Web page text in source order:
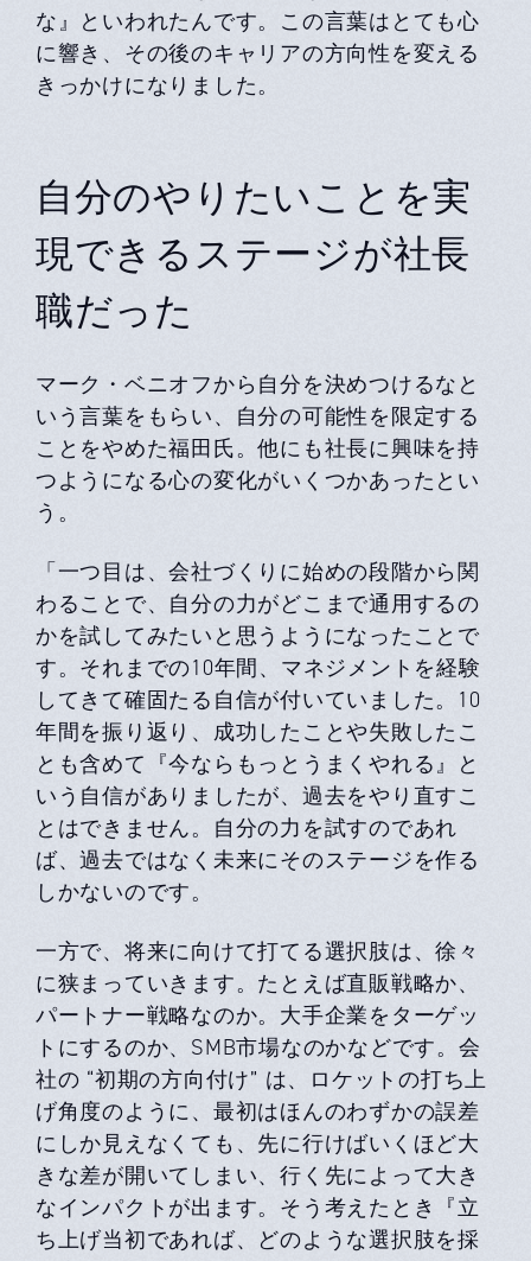
な』といわれたんです。この言葉はとても心
に響き、その後のキャリアの方向性を変える
きっかけになりました。
自分のやりたいことを実
現できるステージが社長
職だった
マーク・ベニオフから自分を決めつけるなと
いう言葉をもらい、自分の可能性を限定する
ことをやめた福田氏。他にも社長に興味を持
つようになる心の変化がいくつかあったとい
う。
「一つ目は、会社づくりに始めの段階から関
わることで、自分の力がどこまで通用するの
かを試してみたいと思うようになったことで
す。それまでの10年間、マネジメントを経験
してきて確固たる自信が付いていました。10
年間を振り返り、成功したことや失敗したこ
とも含めて『今ならもっとうまくやれる』と
いう自信がありましたが、過去をやり直すこ
とはできません。自分の力を試すのであれ
ば、過去ではなく未来にそのステージを作る
しかないのです。
一方で、将来に向けて打てる選択肢は、徐々
に狭まっていきます。たとえば直販戦略か、
パートナー戦略なのか。大手企業をターゲッ
トにするのか、SMB市場なのかなどです。会
社の “初期の方向付け” は、ロケットの打ち上
げ角度のように、最初はほんのわずかの誤差
にしか見えなくても、先に行けばいくほど大
きな差が開いてしまい、行く先によって大き
なインパクトが出ます。そう考えたとき『立
ち上げ当初であれば、どのような選択肢を採